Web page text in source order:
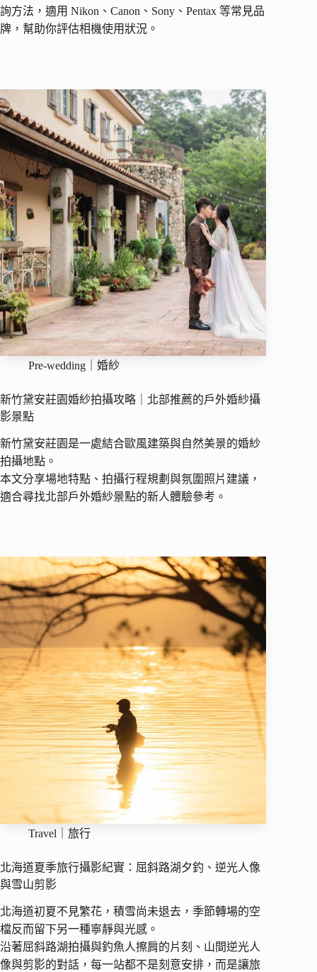
詢方法，適用 Nikon、Canon、Sony、Pentax 等常見品
牌，幫助你評估相機使用狀況。
Pre-wedding｜婚紗
新竹黛安莊園婚紗拍攝攻略｜北部推薦的戶外婚紗攝
影景點
新竹黛安莊園是一處結合歐風建築與自然美景的婚紗
拍攝地點。
本文分享場地特點、拍攝行程規劃與氛圍照片建議，
適合尋找北部戶外婚紗景點的新人體驗參考。
Travel｜旅行
北海道夏季旅行攝影紀實：屈斜路湖夕釣、逆光人像
與雪山剪影
北海道初夏不見繁花，積雪尚未退去，季節轉場的空
檔反而留下另一種寧靜與光感。
沿著屈斜路湖拍攝與釣魚人擦肩的片刻、山間逆光人
像與剪影的對話，每一站都不是刻意安排，而是讓旅